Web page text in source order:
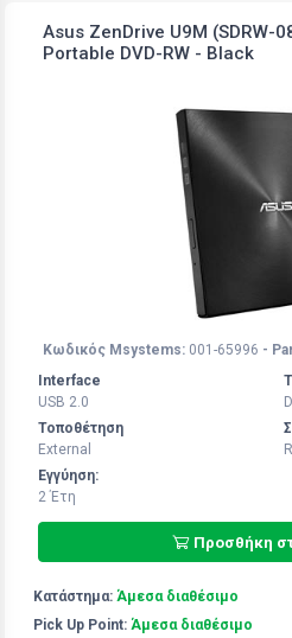
Asus ZenDrive U9M (SDRW-
Portable DVD-RW - Black
Κωδικός Msystems: 001-65996 -
Interface
USB 2.0
Τοποθέτηση
External
Εγγύηση:
2 Έτη
Προσθήκη
Κατάστημα: Άμεσα διαθέσιμο
Pick Up Point: Άμεσα διαθέσιμο